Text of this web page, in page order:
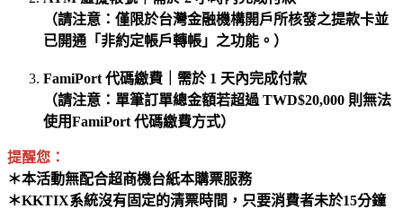
（請注意：僅限於台灣金融機構開戶所核發之提款卡並
已開通「非約定帳戶轉帳」之功能。）
FamiPort 代碼繳費｜需於 1 天內完成付款
（請注意：單筆訂單總金額若超過 TWD$20,000 則無法
使用FamiPort 代碼繳費方式）
提醒您：
＊本活動無配合超商機台紙本購票服務
＊KKTIX系統沒有固定的清票時間，只要消費者未於15分鐘